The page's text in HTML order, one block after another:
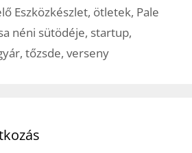
Eszközkészlet, ötletek, Pale
néni sütödéje, startup,
, tőzsde, verseny